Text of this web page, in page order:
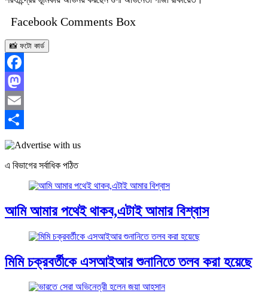
Facebook Comments Box
📸 ফটো কার্ড
Facebook
Mastodon
Email
Share
এ বিভাগের সর্বাধিক পঠিত
আমি আমার পথেই থাকব,এটাই আমার বিশ্বাস
মিমি চক্রবর্তীকে এসআইআর শুনানিতে তলব করা হয়েছে